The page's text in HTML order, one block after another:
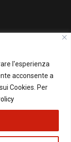
l'esperienza
acconsente a
Cookies. Per
PUBBLICITA'
su questo Blog:
- Powered by